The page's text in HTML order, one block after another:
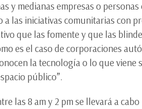
y medianas empresas o
las iniciativas comunitarias con
que las fomente y que las
es el caso de corporaciones
la tecnología o lo que viene
público”.
las 8 am y 2 pm se llevará a cabo